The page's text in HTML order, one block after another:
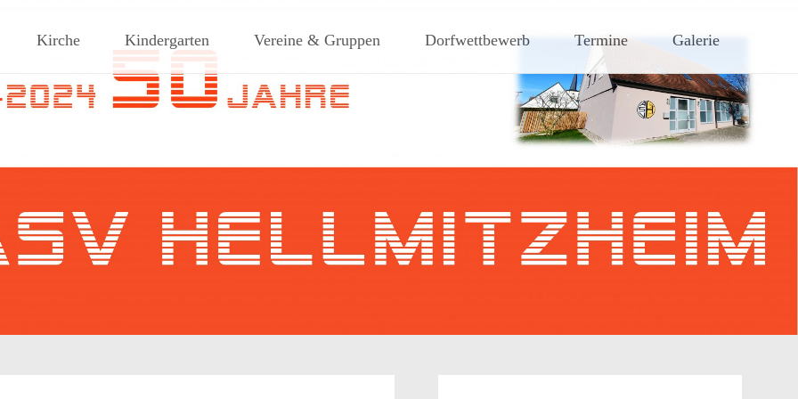
Dorf am Rande des südlichen Steigerwaldes
Kirche Kindergarten Vereine & Gruppen Dorfwettbewerb Termine Galerie